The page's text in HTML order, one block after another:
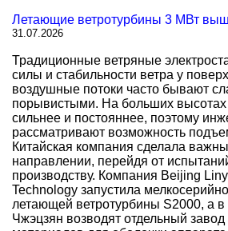
Летающие ветротурбины 3 МВт
31.07.2026
Традиционные ветряные
силы и стабильности ветра у
воздушные потоки часто бывают
порывистыми. На больших высотах
сильнее и постояннее, поэтому
рассматривают возможность
Китайская компания сделала
направлении, перейдя от
производству. Компания Beijing
Technology запустила
летающей ветротурбины S2000, а в
Чжэцзян возводят отдельный